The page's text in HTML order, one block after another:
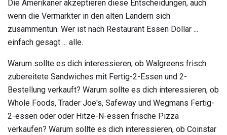
Die Amerikaner akzeptieren diese Entscheidungen, auch
wenn die Vermarkter in den alten Ländern sich
zusammentun. Wer ist nach Restaurant Essen Dollar ...
einfach gesagt ... alle.
Warum sollte es dich interessieren, ob Walgreens frisch
zubereitete Sandwiches mit Fertig-2-Essen und 2-
Bestellung verkauft? Warum sollte es dich interessieren, ob
Whole Foods, Trader Joe's, Safeway und Wegmans Fertig-
2-essen oder oder Hitze-N-essen frische Pizza
verkaufen? Warum sollte es dich interessieren, ob Coinstar